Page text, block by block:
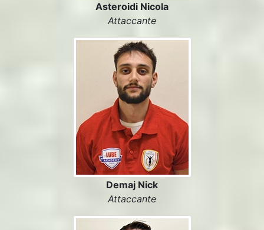
Asteroidi Nicola
Attaccante
Demaj Nick
Attaccante